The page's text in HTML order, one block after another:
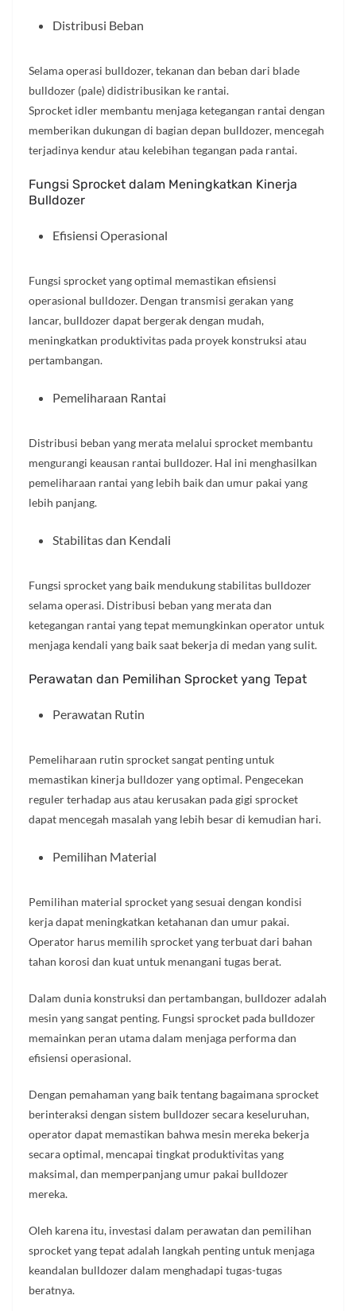
Distribusi Beban
Selama operasi bulldozer, tekanan dan beban dari blade
bulldozer (pale) didistribusikan ke rantai.
Sprocket idler membantu menjaga ketegangan rantai dengan
memberikan dukungan di bagian depan bulldozer, mencegah
terjadinya kendur atau kelebihan tegangan pada rantai.
Fungsi Sprocket dalam Meningkatkan Kinerja
Bulldozer
Efisiensi Operasional
Fungsi sprocket yang optimal memastikan efisiensi
operasional bulldozer. Dengan transmisi gerakan yang
lancar, bulldozer dapat bergerak dengan mudah,
meningkatkan produktivitas pada proyek konstruksi atau
pertambangan.
Pemeliharaan Rantai
Distribusi beban yang merata melalui sprocket membantu
mengurangi keausan rantai bulldozer. Hal ini menghasilkan
pemeliharaan rantai yang lebih baik dan umur pakai yang
lebih panjang.
Stabilitas dan Kendali
Fungsi sprocket yang baik mendukung stabilitas bulldozer
selama operasi. Distribusi beban yang merata dan
ketegangan rantai yang tepat memungkinkan operator untuk
menjaga kendali yang baik saat bekerja di medan yang sulit.
Perawatan dan Pemilihan Sprocket yang Tepat
Perawatan Rutin
Pemeliharaan rutin sprocket sangat penting untuk
memastikan kinerja bulldozer yang optimal. Pengecekan
reguler terhadap aus atau kerusakan pada gigi sprocket
dapat mencegah masalah yang lebih besar di kemudian hari.
Pemilihan Material
Pemilihan material sprocket yang sesuai dengan kondisi
kerja dapat meningkatkan ketahanan dan umur pakai.
Operator harus memilih sprocket yang terbuat dari bahan
tahan korosi dan kuat untuk menangani tugas berat.
Dalam dunia konstruksi dan pertambangan, bulldozer adalah
mesin yang sangat penting. Fungsi sprocket pada bulldozer
memainkan peran utama dalam menjaga performa dan
efisiensi operasional.
Dengan pemahaman yang baik tentang bagaimana sprocket
berinteraksi dengan sistem bulldozer secara keseluruhan,
operator dapat memastikan bahwa mesin mereka bekerja
secara optimal, mencapai tingkat produktivitas yang
maksimal, dan memperpanjang umur pakai bulldozer
mereka.
Oleh karena itu, investasi dalam perawatan dan pemilihan
sprocket yang tepat adalah langkah penting untuk menjaga
keandalan bulldozer dalam menghadapi tugas-tugas
beratnya.